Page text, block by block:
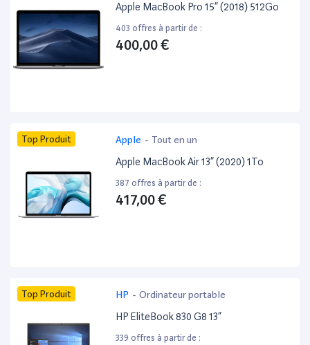
Apple MacBook Pro 15” (2018) 512Go
403 offres à partir de :
400,00 €
Top Produit Apple - Tout en un
Apple MacBook Air 13” (2020) 1To
387 offres à partir de :
417,00 €
Top Produit HP - Ordinateur portable
HP EliteBook 830 G8 13”
339 offres à partir de :